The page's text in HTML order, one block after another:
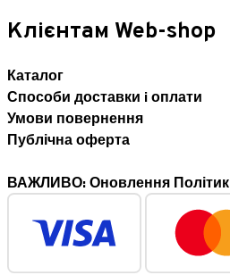
Клієнтам Web-shop
Каталог
Способи доставки i оплати
Умови повернення
Публічна оферта
ВАЖЛИВО: Оновлення Політик